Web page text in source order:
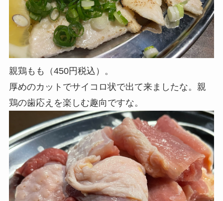
親鶏もも（450円税込）。
厚めのカットでサイコロ状で出て来ましたな。親
鶏の歯応えを楽しむ趣向ですな。